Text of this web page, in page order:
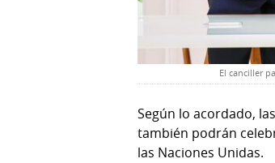
El canciller
Según lo acordado,
también podrán
las Naciones Unidas.